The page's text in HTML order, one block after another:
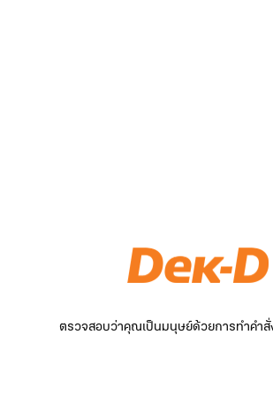
ตรวจสอบว่าคุณเป็นมนุษย์ด้วยการทำคำสั่